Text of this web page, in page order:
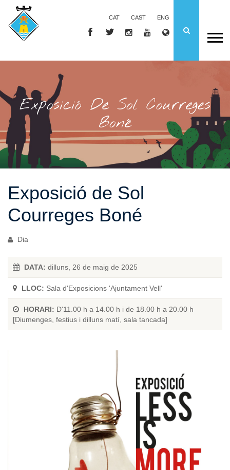
CAT CAST ENG
Exposició De Sol Courreges
Boné
Exposició de Sol
Courreges Boné
Dia
DATA: dilluns, 26 de maig de 2025
LLOC: Sala d'Exposicions 'Ajuntament Vell'
HORARI: D'11.00 h a 14.00 h i de 18.00 h a 20.00 h
[Diumenges, festius i dilluns matí, sala tancada]